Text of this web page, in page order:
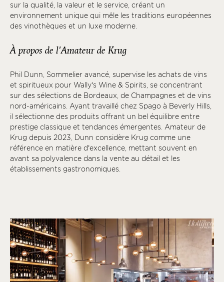
sur la qualité, la valeur et le service, créant un
environnement unique qui mêle les traditions européennes
des vinothèques et un luxe moderne.
À propos de l'Amateur de Krug
Phil Dunn, Sommelier avancé, supervise les achats de vins
et spiritueux pour Wally’s Wine & Spirits, se concentrant
sur des sélections de Bordeaux, de Champagnes et de vins
nord-américains. Ayant travaillé chez Spago à Beverly Hills,
il sélectionne des produits offrant un bel équilibre entre
prestige classique et tendances émergentes. Amateur de
Krug depuis 2023, Dunn considère Krug comme une
référence en matière d’excellence, mettant souvent en
avant sa polyvalence dans la vente au détail et les
établissements gastronomiques.